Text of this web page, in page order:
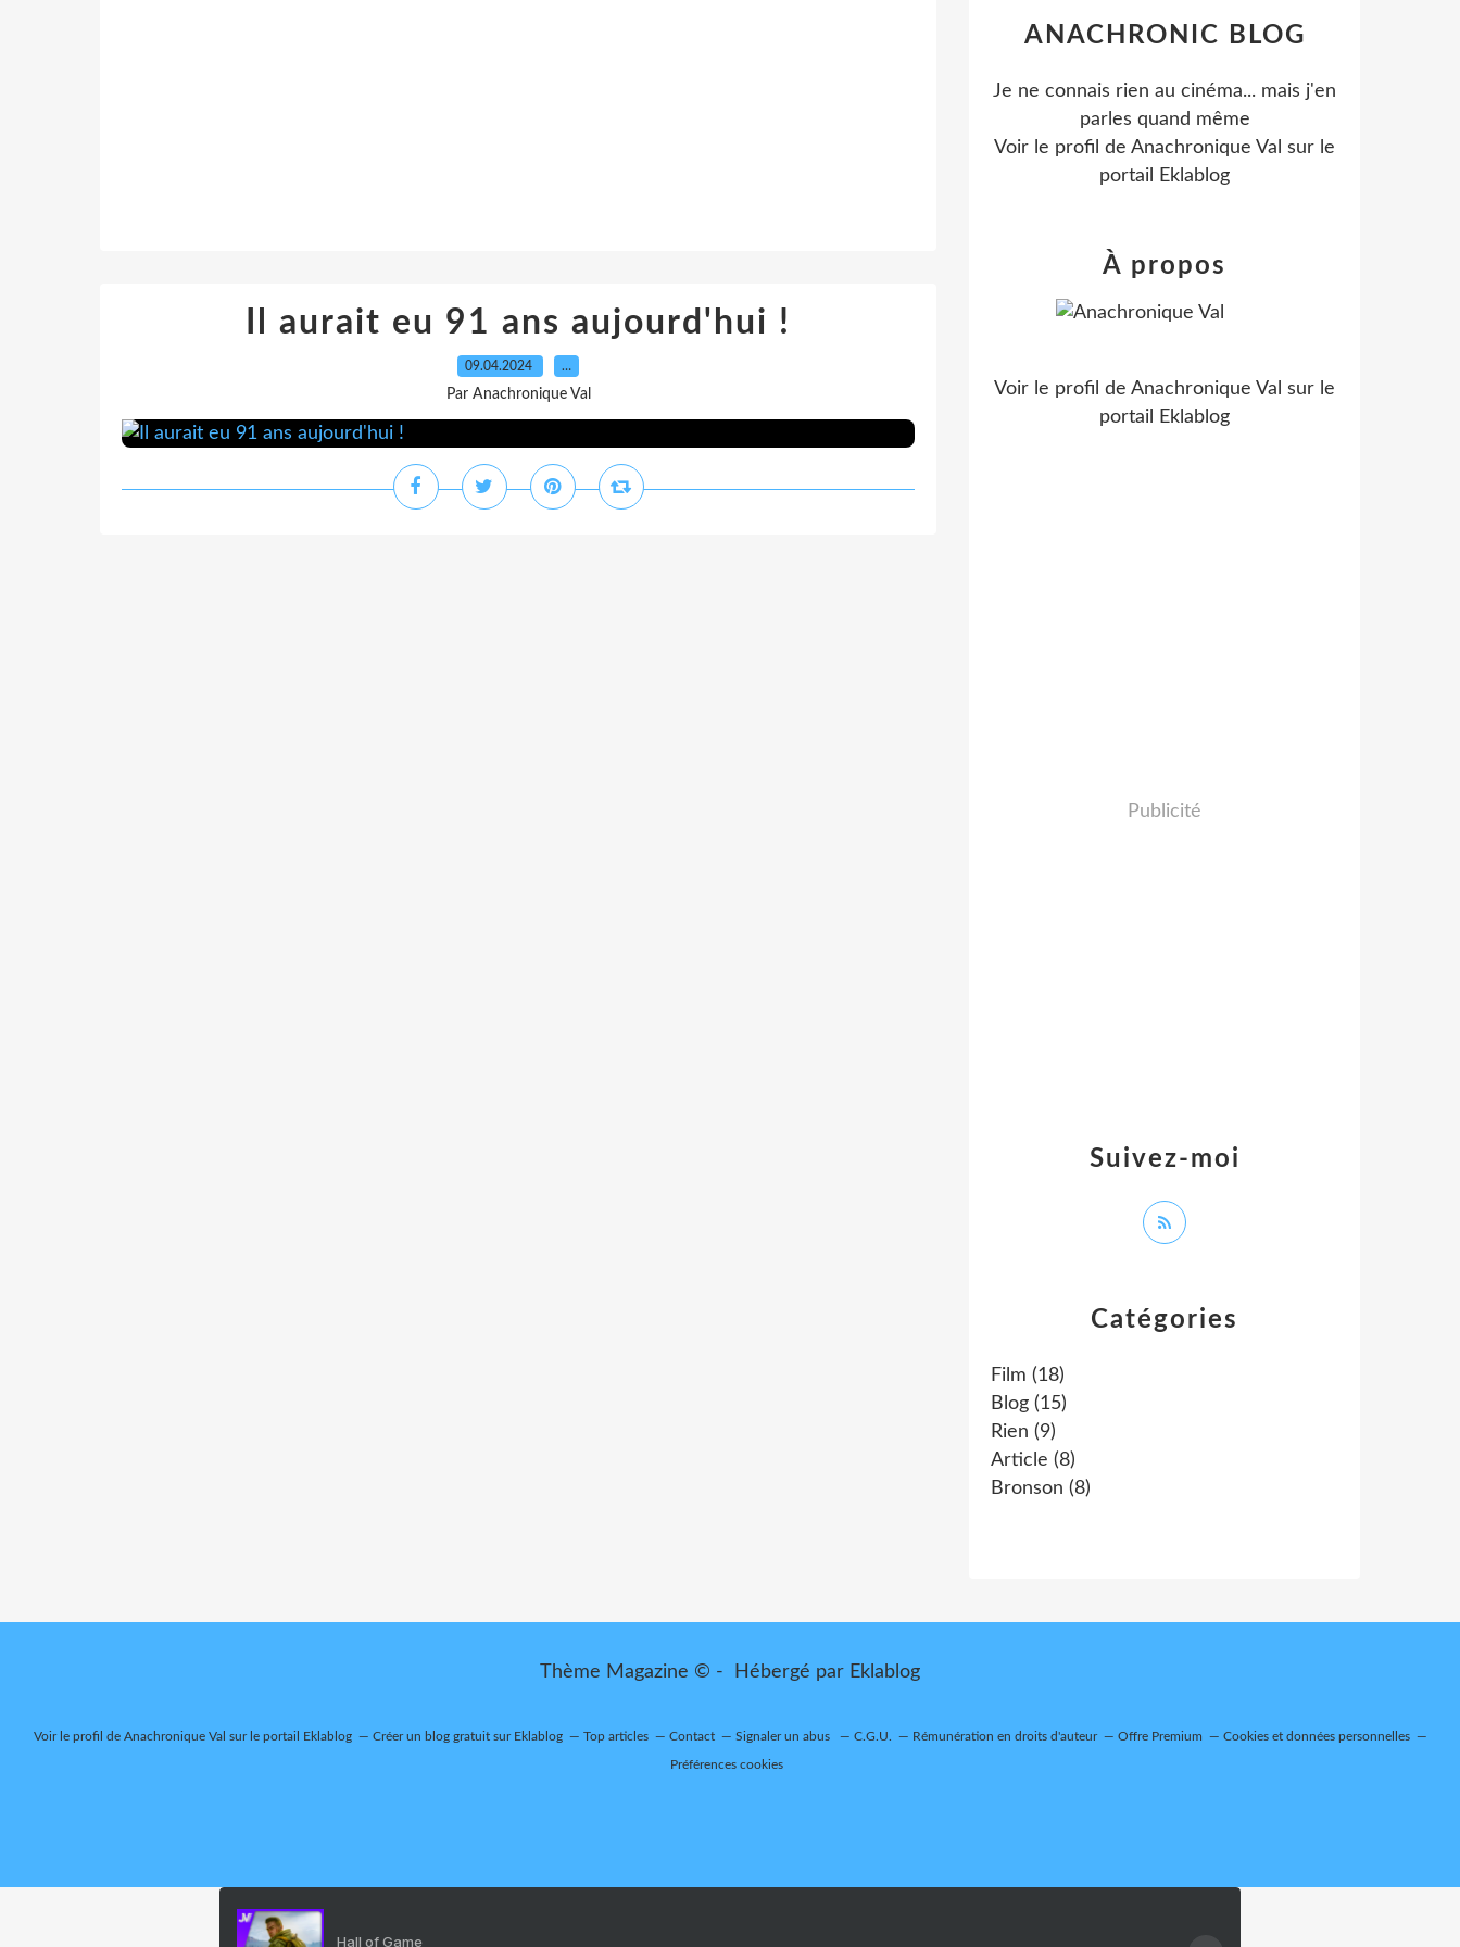
Il aurait eu 91 ans aujourd'hui !
09.04.2024 …
Par Anachronique Val
Catégories
Film (18)
Blog (15)
Rien (9)
Article (8)
Bronson (8)
ANACHRONIC BLOG
Je ne connais rien au cinéma... mais j'en
parles quand même
Voir le profil de Anachronique Val sur le
portail Eklablog
Suivez-moi
À propos
Voir le profil de Anachronique Val sur le
portail Eklablog
Publicité
Thème Magazine © - Hébergé par Eklablog
Voir le profil de Anachronique Val sur le portail Eklablog Créer un blog gratuit sur Eklablog Top articles Contact Signaler un abus C.G.U. Rémunération en droits d'auteur Offre Premium Cookies et données personnelles
Préférences cookies
Hall of Game